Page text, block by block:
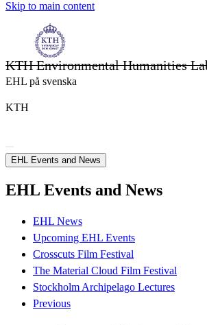
Skip to main content
KTH Environmental Humanities
EHL på svenska
KTH
EHL Events and News
EHL Events and News
EHL News
Upcoming EHL Events
Crosscuts Film Festival
The Material Cloud Film Festival
Stockholm Archipelago Lectures
Previous